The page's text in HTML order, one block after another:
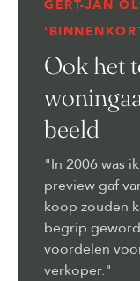
GERT-JAN
Ook het
beeld
"In 2006 was
preview gaf
koop zouden
begrip
voordelen
verkoper."